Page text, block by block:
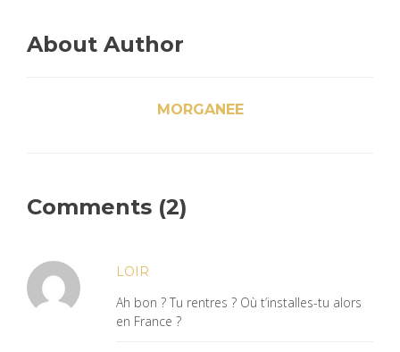
About Author
MORGANEE
Comments (2)
LOIR
Ah bon ? Tu rentres ? Où t’installes-tu alors
en France ?